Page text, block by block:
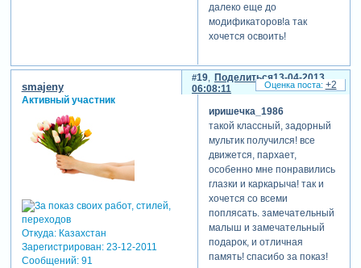
далеко еще до
модификаторов!а так
хочется освоить!
Поделиться
19
13-04-2013
06:08:11
smajeny
Активный участник
Откуда:Казахстан
Зарегистрирован: 23-12-2011
Сообщений:91
иришечка_1986
такой классный, задорный
мультик получился! все
движется, пархает,
особенно мне понравились
глазки и каркарыча! так и
хочется со всеми
поплясать. замечательный
малыш и замечательный
подарок, и отличная
память! спасибо за показ!
+2